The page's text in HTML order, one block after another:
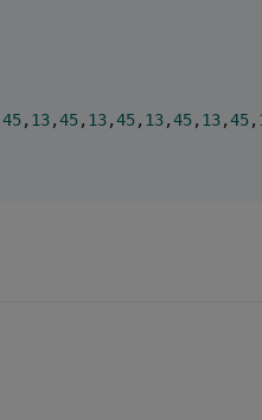
45, 13,45, 13,45, 13,45, 13,45,